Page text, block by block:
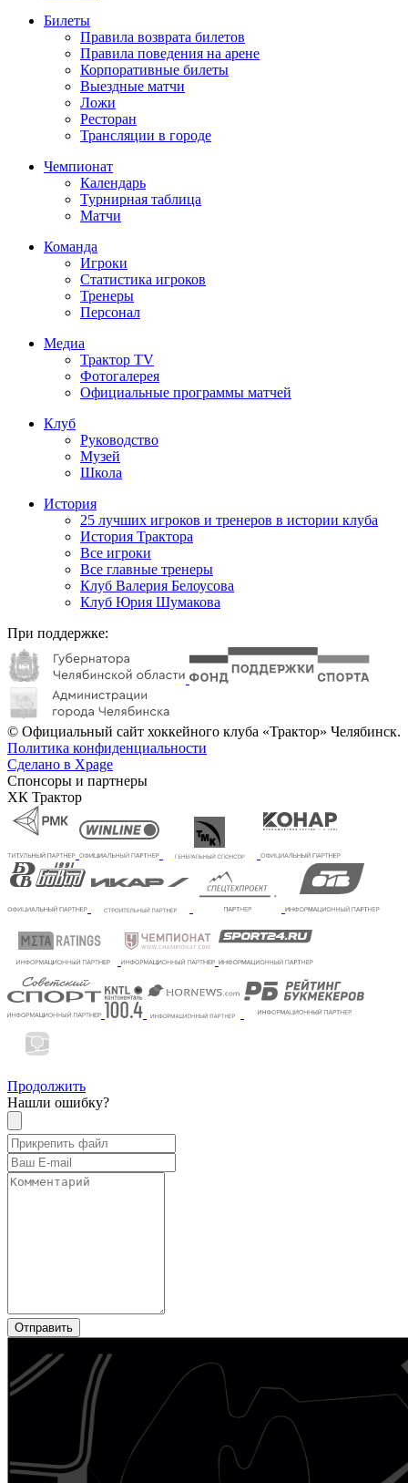
Билеты
Правила возврата билетов
Правила поведения на арене
Корпоративные билеты
Выездные матчи
Ложи
Ресторан
Трансляции в городе
Чемпионат
Календарь
Турнирная таблица
Матчи
Команда
Игроки
Статистика игроков
Тренеры
Персонал
Медиа
Трактор TV
Фотогалерея
Официальные программы матчей
Клуб
Руководство
Музей
Школа
История
25 лучших игроков и тренеров в истории клуба
История Трактора
Все игроки
Все главные тренеры
Клуб Валерия Белоусова
Клуб Юрия Шумакова
При поддержке:
© Официальный сайт хоккейного клуба «Трактор» Челябинск.
Политика конфиденциальности
Сделано в Xpage
Спонсоры и партнеры
ХК Трактор
Продолжить
Нашли ошибку?